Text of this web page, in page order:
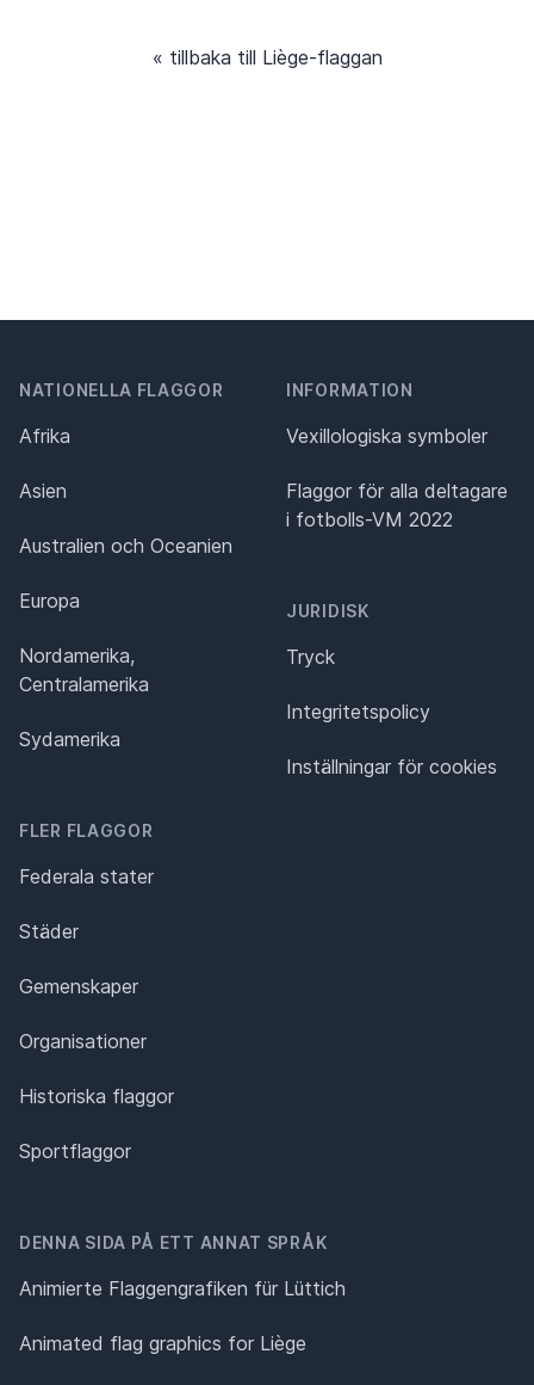
« tillbaka till Liège-flaggan
NATIONELLA FLAGGOR
Afrika
Asien
Australien och Oceanien
Europa
Nordamerika,
Centralamerika
Sydamerika
FLER FLAGGOR
Federala stater
Städer
Gemenskaper
Organisationer
Historiska flaggor
Sportflaggor
INFORMATION
Vexillologiska symboler
Flaggor för alla deltagare
i fotbolls-VM 2022
JURIDISK
Tryck
Integritetspolicy
Inställningar för cookies
DENNA SIDA PÅ ETT ANNAT SPRÅK
Animierte Flaggengrafiken für Lüttich
Animated flag graphics for Liège